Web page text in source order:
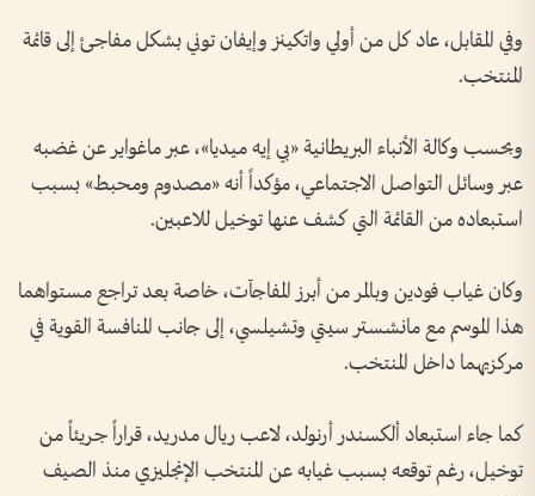
وفي المقابل، عاد كل من أولي واتكينز وإيفان توني بشكل مفاجئ إلى قائمة
المنتخب.
وبحسب وكالة الأنباء البريطانية «بي إيه ميديا»، عبر ماغواير عن غضبه
عبر وسائل التواصل الاجتماعي، مؤكداً أنه «مصدوم ومحبط» بسبب
استبعاده من القائمة التي كشف عنها توخيل للاعبين.
وكان غياب فودين وبالمر من أبرز المفاجآت، خاصة بعد تراجع مستواهما
هذا الموسم مع مانشستر سيتي وتشيلسي، إلى جانب المنافسة القوية في
مركزيهما داخل المنتخب.
كما جاء استبعاد ألكسندر أرنولد، لاعب ريال مدريد، قراراً جريئاً من
توخيل، رغم توقعه بسبب غيابه عن المنتخب الإنجليزي منذ الصيف